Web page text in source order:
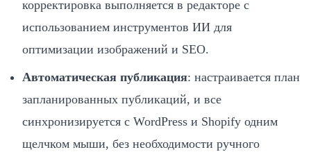
корректировка выполняется в редакторе с
использованием инструментов ИИ для
оптимизации изображений и SEO.
Автоматическая публикация: настраивается план
запланированных публикаций, и все
синхронизируется с WordPress и Shopify одним
щелчком мыши, без необходимости ручного